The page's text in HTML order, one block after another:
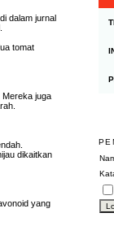
dalam jurnal
tomat
Mereka juga
dikaitkan
yang